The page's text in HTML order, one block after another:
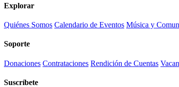
Explorar
Quiénes Somos Calendario de Eventos Música y
Soporte
Donaciones Contrataciones Rendición de Cuentas
Suscríbete